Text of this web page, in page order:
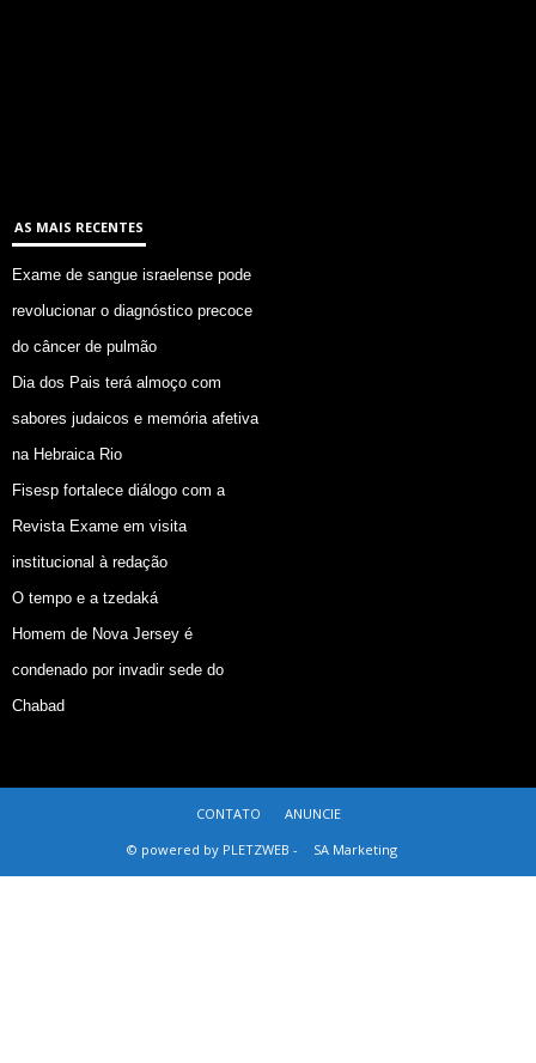
AS MAIS RECENTES
Exame de sangue israelense pode
revolucionar o diagnóstico precoce
do câncer de pulmão
Dia dos Pais terá almoço com
sabores judaicos e memória afetiva
na Hebraica Rio
Fisesp fortalece diálogo com a
Revista Exame em visita
institucional à redação
O tempo e a tzedaká
Homem de Nova Jersey é
condenado por invadir sede do
Chabad
CONTATO
ANUNCIE
© powered by PLETZWEB -
SA Marketing